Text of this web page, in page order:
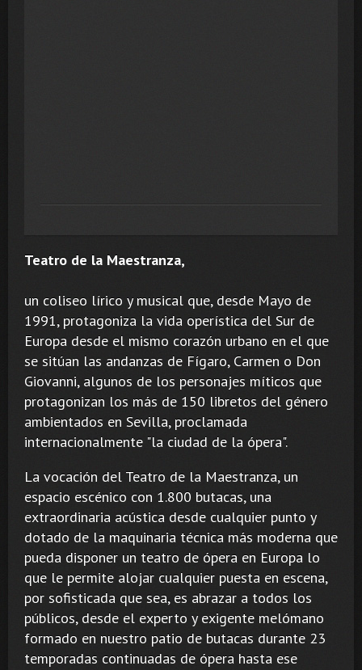
Teatro de la Maestranza,
un coliseo lírico y musical que, desde Mayo de
1991, protagoniza la vida operística del Sur de
Europa desde el mismo corazón urbano en el que
se sitúan las andanzas de Fígaro, Carmen o Don
Giovanni, algunos de los personajes míticos que
protagonizan los más de 150 libretos del género
ambientados en Sevilla, proclamada
internacionalmente "la ciudad de la ópera".
La vocación del Teatro de la Maestranza, un
espacio escénico con 1.800 butacas, una
extraordinaria acústica desde cualquier punto y
dotado de la maquinaria técnica más moderna que
pueda disponer un teatro de ópera en Europa lo
que le permite alojar cualquier puesta en escena,
por sofisticada que sea, es abrazar a todos los
públicos, desde el experto y exigente melómano
formado en nuestro patio de butacas durante 23
temporadas continuadas de ópera hasta ese